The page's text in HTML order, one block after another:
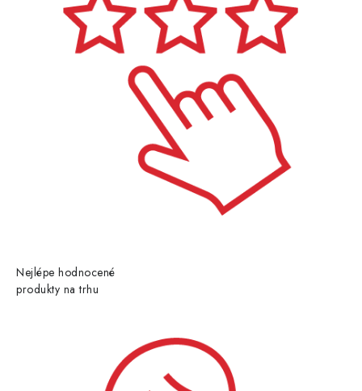
Nejlépe hodnocené
produkty na trhu